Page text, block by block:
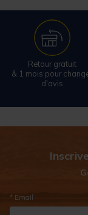
Retour gratuit
& 1 mois pour
d'avis
* Email